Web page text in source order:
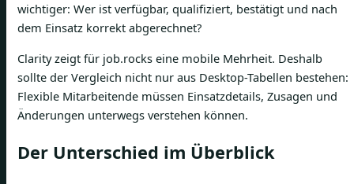
wichtiger: Wer ist verfügbar, qualifiziert, bestätigt und nach
dem Einsatz korrekt abgerechnet?
Clarity zeigt für job.rocks eine mobile Mehrheit. Deshalb
sollte der Vergleich nicht nur aus Desktop-Tabellen bestehen:
Flexible Mitarbeitende müssen Einsatzdetails, Zusagen und
Änderungen unterwegs verstehen können.
Der Unterschied im Überblick